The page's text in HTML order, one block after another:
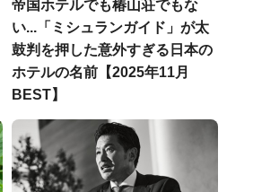
帝国ホテルでも椿山荘でもな
い...「ミシュランガイド」が太
鼓判を押した意外すぎる日本の
ホテルの名前【2025年11月
BEST】